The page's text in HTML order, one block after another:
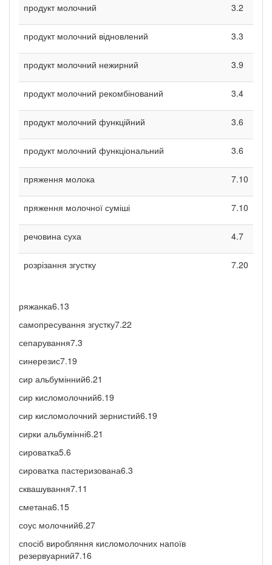
продукт молочний 3.2
продукт молочний відновлений 3.3
продукт молочний нежирний 3.9
продукт молочний рекомбінований 3.4
продукт молочний функційний 3.6
продукт молочний функціональний 3.6
пряження молока 7.10
пряження молочної суміші 7.10
речовина суха 4.7
розрізання згустку 7.20
ряжанка6.13
самопресування згустку7.22
сепарування7.3
синерезис7.19
сир альбумінний6.21
сир кисломолочний6.19
сир кисломолочний зернистий6.19
сирки альбумінні6.21
сироватка5.6
сироватка пастеризована6.3
сквашування7.11
сметана6.15
соус молочний6.27
спосіб виробляння кисломолочних напоїв
резервуарний7.16